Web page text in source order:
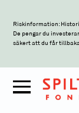
Riskinformation:
De pengar du
säkert att du får